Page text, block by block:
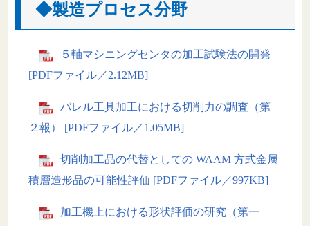
◆製造プロセス分野
５軸マシニングセンタの加工試験法の開発
[PDFファイル／2.12MB]
バレル工具加工における切削力の調査（第
２報） [PDFファイル／1.05MB]
切削加工品の代替としての WAAM 方式金属
積層造形品の可能性評価 [PDFファイル／997KB]
加工機上における形状評価の研究（第一